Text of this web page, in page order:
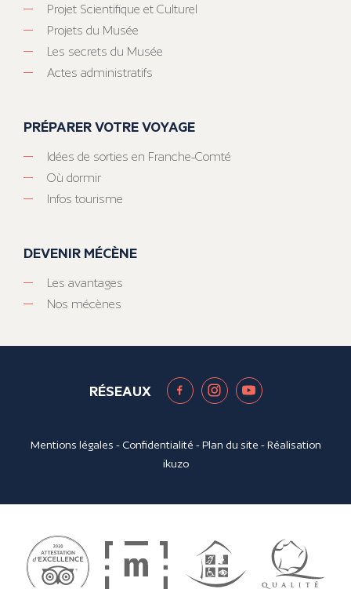
Projet Scientifique et Culturel
Projets du Musée
Les secrets du Musée
Actes administratifs
PRÉPARER VOTRE VOYAGE
Idées de sorties en Franche-Comté
Où dormir
Infos tourisme
DEVENIR MÉCÈNE
Les avantages
Nos mécènes
RÉSEAUX
Mentions légales - Confidentialité -Plan du site - Réalisation
ikuzo